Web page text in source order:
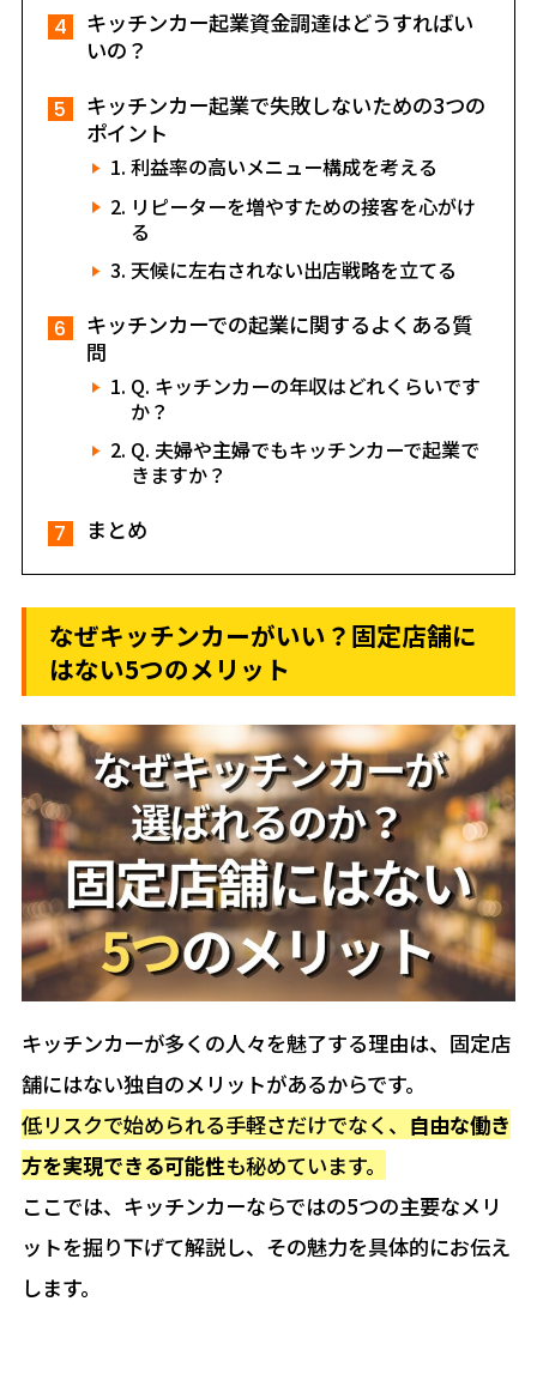
キッチンカー起業資金調達はどうすればい
いの？
キッチンカー起業で失敗しないための3つの
ポイント
利益率の高いメニュー構成を考える
リピーターを増やすための接客を心がけ
る
天候に左右されない出店戦略を立てる
キッチンカーでの起業に関するよくある質
問
Q. キッチンカーの年収はどれくらいです
か？
Q. 夫婦や主婦でもキッチンカーで起業で
きますか？
まとめ
なぜキッチンカーがいい？固定店舗に
はない5つのメリット
キッチンカーが多くの人々を魅了する理由は、固定店
舗にはない独自のメリットがあるからです。
低リスクで始められる手軽さだけでなく、 自由な働き
方を実現できる可能性も秘めています。
ここでは、キッチンカーならではの5つの主要なメリ
ットを掘り下げて解説し、その魅力を具体的にお伝え
します。